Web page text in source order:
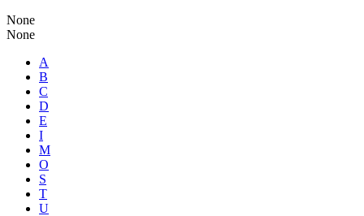
None
None
A
B
C
D
E
I
M
O
S
T
U